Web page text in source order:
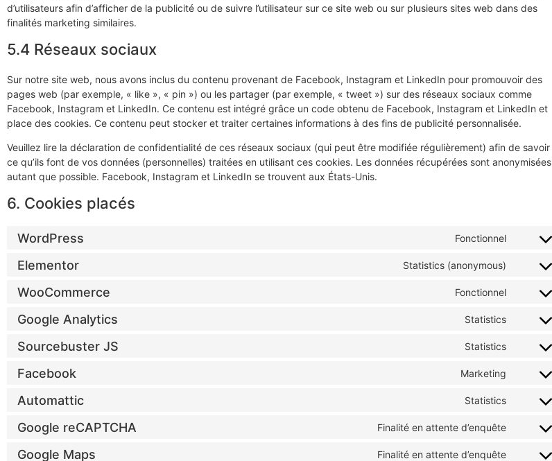
d’utilisateurs afin d’afficher de la publicité ou de suivre l’utilisateur sur ce site web ou sur plusieurs sites web dans des
finalités marketing similaires.
5.4 Réseaux sociaux
Sur notre site web, nous avons inclus du contenu provenant de Facebook, Instagram et LinkedIn pour promouvoir des
pages web (par exemple, « like », « pin ») ou les partager (par exemple, « tweet ») sur des réseaux sociaux comme
Facebook, Instagram et LinkedIn. Ce contenu est intégré grâce un code obtenu de Facebook, Instagram et LinkedIn et
place des cookies. Ce contenu peut stocker et traiter certaines informations à des fins de publicité personnalisée.
Veuillez lire la déclaration de confidentialité de ces réseaux sociaux (qui peut être modifiée régulièrement) afin de savoir
ce qu’ils font de vos données (personnelles) traitées en utilisant ces cookies. Les données récupérées sont anonymisées
autant que possible. Facebook, Instagram et LinkedIn se trouvent aux États-Unis.
6. Cookies placés
WordPress Fonctionnel
Elementor Statistics (anonymous)
WooCommerce Fonctionnel
Google Analytics Statistics
Sourcebuster JS Statistics
Facebook Marketing
Automattic Statistics
Google reCAPTCHA Finalité en attente d’enquête
Google Maps Finalité en attente d’enquête